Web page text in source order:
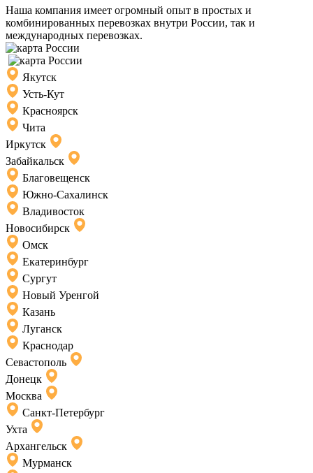
Наша компания имеет огромный опыт в простых и
комбинированных перевозках внутри России, так и
международных перевозках.
Якутск
Усть-Кут
Красноярск
Чита
Иркутск
Забайкальск
Благовещенск
Южно-Сахалинск
Владивосток
Новосибирск
Омск
Екатеринбург
Сургут
Новый Уренгой
Казань
Луганск
Краснодар
Севастополь
Донецк
Москва
Санкт-Петербург
Ухта
Архангельск
Мурманск